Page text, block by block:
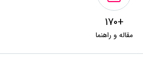
+170
مقاله و راهنما